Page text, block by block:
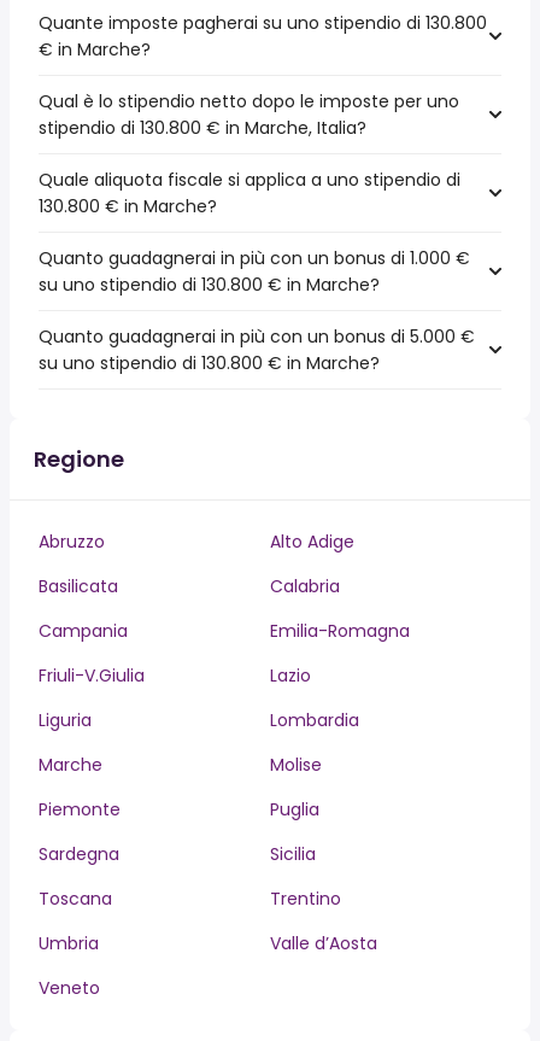
Quante imposte pagherai su uno stipendio di 130.800
€ in Marche?
Qual è lo stipendio netto dopo le imposte per uno
stipendio di 130.800 € in Marche, Italia?
Quale aliquota fiscale si applica a uno stipendio di
130.800 € in Marche?
Quanto guadagnerai in più con un bonus di 1.000 €
su uno stipendio di 130.800 € in Marche?
Quanto guadagnerai in più con un bonus di 5.000 €
su uno stipendio di 130.800 € in Marche?
Regione
Abruzzo
Alto Adige
Basilicata
Calabria
Campania
Emilia-Romagna
Friuli-V.Giulia
Lazio
Liguria
Lombardia
Marche
Molise
Piemonte
Puglia
Sardegna
Sicilia
Toscana
Trentino
Umbria
Valle d’Aosta
Veneto